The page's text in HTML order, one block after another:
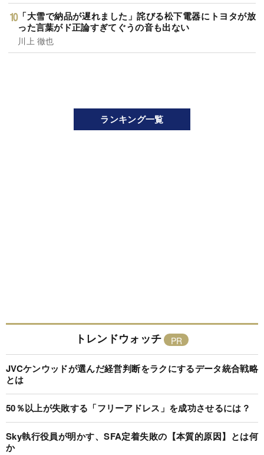
「大雪で納品が遅れました」詫びる松下電器にトヨタが放
った言葉がド正論すぎてぐうの音も出ない
川上 徹也
ランキング一覧
トレンドウォッチ
JVCケンウッドが選んだ経営判断をラクにするデータ統合戦略
とは
50％以上が失敗する「フリーアドレス」を成功させるには？
Sky執行役員が明かす、SFA定着失敗の【本質的原因】とは何
か